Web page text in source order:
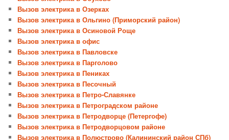
Вызов электрика в Озерках
Вызов электрика в Ольгино (Приморский район)
Вызов электрика в Осиновой Роще
Вызов электрика в офис
Вызов электрика в Павловске
Вызов электрика в Парголово
Вызов электрика в Пениках
Вызов электрика в Песочный
Вызов электрика в Петро-Славянке
Вызов электрика в Петроградском районе
Вызов электрика в Петродворце (Петергофе)
Вызов электрика в Петродворцовом районе
Вызов электрика в Полюстрово (Калининский район СПб)